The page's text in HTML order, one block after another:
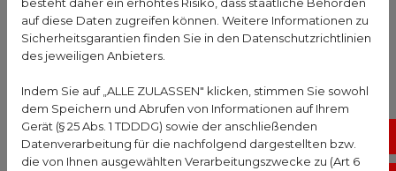
von 70 kg braucht demnach etwa 2100 ml (2,1 Liter)
Flüssigkeit pro Tag. Trinkt man zu viel, so scheidet
der Körper die überschüssige Flüssigkeit einfach
Flüssigkeit aufgenommen, kommt der Körper mit
der Ausscheidung nicht nach und es kann zu einer
sogenannten #Wasservergiftung kommen. Der
Salzhaushalt des Körpers gerät dabei außer
auf diese Daten zugreifen können. Weitere Informationen zu
Sicherheitsgarantien finden Sie in den Datenschutzrichtlinien
des jeweiligen Anbieters.
Indem Sie auf „ALLE ZULASSEN" klicken, stimmen Sie sowohl
dem Speichern und Abrufen von Informationen auf Ihrem
Gerät (§ 25 Abs. 1 TDDDG) sowie der anschließenden
Datenverarbeitung für die nachfolgend dargestellten bzw.
die von Ihnen ausgewählten Verarbeitungszwecke zu (Art 6